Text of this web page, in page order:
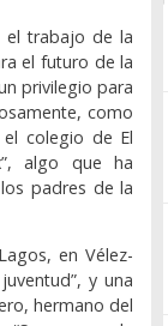
el trabajo de la
el futuro de la
privilegio para
como
colegio de El
algo que ha
padres de la
en Vélez-
y una
hermano del